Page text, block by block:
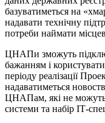
базуватиметься на
надавати технічну
потреби наймати
ЦНАПи зможуть
бажанням і
періоду реалізації
надаватиметься
ЦНАПам, які не можуть
системи та набір ІТ-